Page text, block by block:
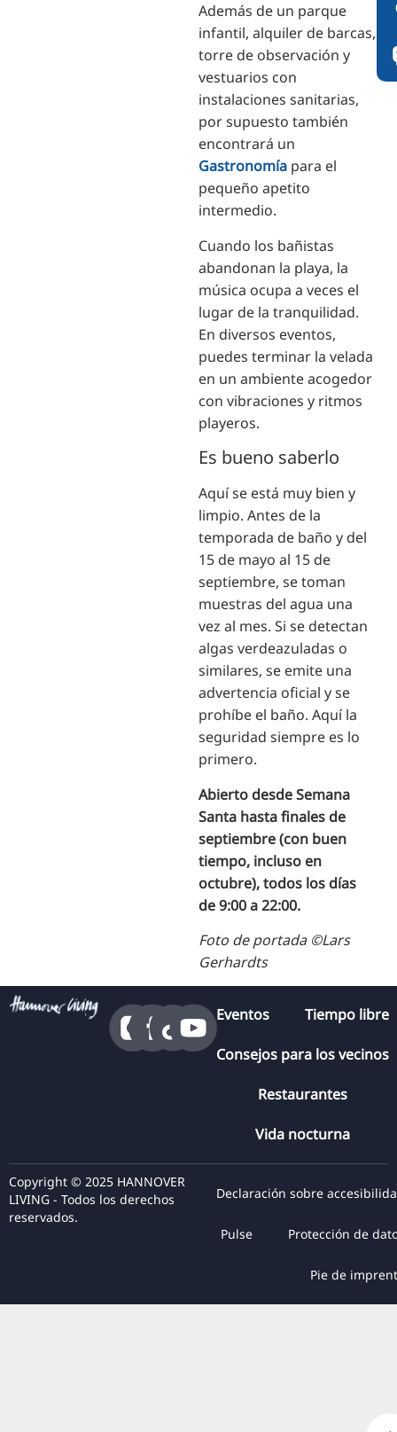
Además de un parque
infantil, alquiler de barcas,
torre de observación y
vestuarios con
instalaciones sanitarias,
por supuesto también
encontrará un
Gastronomía para el
pequeño apetito
intermedio.
Cuando los bañistas
abandonan la playa, la
música ocupa a veces el
lugar de la tranquilidad.
En diversos eventos,
puedes terminar la velada
en un ambiente acogedor
con vibraciones y ritmos
playeros.
Es bueno saberlo
Aquí se está muy bien y
limpio. Antes de la
temporada de baño y del
15 de mayo al 15 de
septiembre, se toman
muestras del agua una
vez al mes. Si se detectan
algas verdeazuladas o
similares, se emite una
advertencia oficial y se
prohíbe el baño. Aquí la
seguridad siempre es lo
primero.
Abierto desde Semana
Santa hasta finales de
septiembre (con buen
tiempo, incluso en
octubre), todos los días
de 9:00 a 22:00.
Foto de portada ©Lars
Gerhardts
Eventos Tiempo libre
Consejos para los vecinos
Restaurantes
Vida nocturna
Copyright © 2025 HANNOVER
LIVING - Todos los derechos
reservados.
Declaración sobre
Pulse Protección de
Pie de